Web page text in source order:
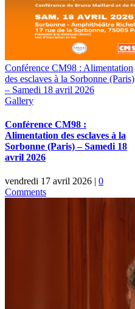
Conférence CM98 : Alimentation
des esclaves à la Sorbonne (Paris)
– Samedi 18 avril 2026
Gallery
Conférence CM98 :
Alimentation des esclaves à la
Sorbonne (Paris) – Samedi 18
avril 2026
vendredi 17 avril 2026 | 0
Comments